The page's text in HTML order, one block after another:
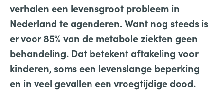
verhalen een levensgroot probleem in
Nederland te agenderen. Want nog steeds is
er voor 85% van de metabole ziekten geen
behandeling. Dat betekent aftakeling voor
kinderen, soms een levenslange beperking
en in veel gevallen een vroegtijdige dood.